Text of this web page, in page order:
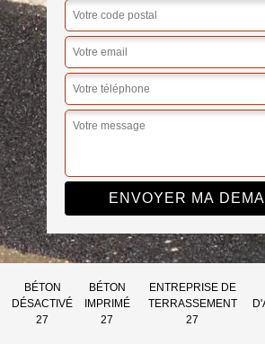
BÉTON
DÉSACTIVÉ
27
BÉTON
IMPRIMÉ
27
ENTREPRISE DE
TERRASSEMENT
27